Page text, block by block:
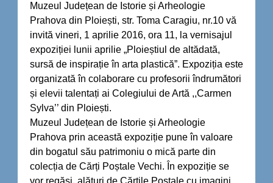
Muzeul Județean de Istorie și Arheologie
Prahova din Ploiești, str. Toma Caragiu, nr.10 vă
invită vineri, 1 aprilie 2016, ora 11, la vernisajul
expoziției lunii aprilie „Ploieștiul de altădată,
sursă de inspirație în arta plastică”. Expoziția este
organizată în colaborare cu profesorii îndrumători
și elevii talentați ai Colegiului de Artă ,,Carmen
Sylva’’ din Ploiești.
Muzeul Județean de Istorie și Arheologie
Prahova prin această expoziție pune în valoare
din bogatul său patrimoniu o mică parte din
colecția de Cărți Poștale Vechi. În expoziție se